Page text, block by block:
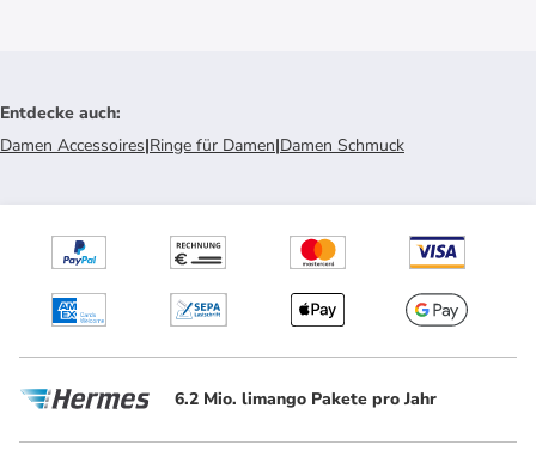
Entdecke auch:
Damen Accessoires|Ringe für Damen|Damen Schmuck
6.2 Mio. limango Pakete pro Jahr